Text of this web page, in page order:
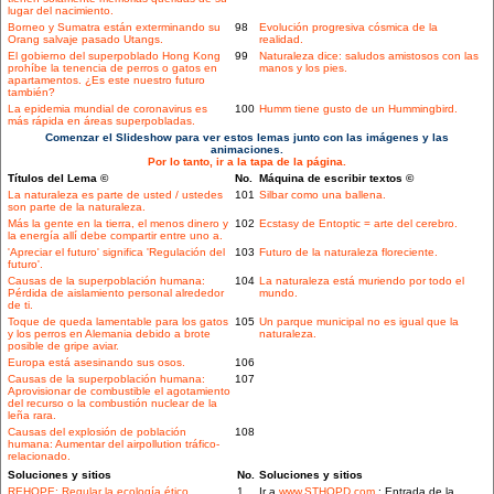
lugar del nacimiento.
Borneo y Sumatra están exterminando su
Orang salvaje pasado Utangs.
98
Evolución progresiva cósmica de la
realidad.
El gobierno del superpoblado Hong Kong
prohíbe la tenencia de perros o gatos en
apartamentos. ¿Es este nuestro futuro
también?
99
Naturaleza dice: saludos amistosos con las
manos y los pies.
La epidemia mundial de coronavirus es
más rápida en áreas superpobladas.
100 Humm tiene gusto de un Hummingbird.
Comenzar el Slideshow para ver estos lemas junto con las imágenes y las
animaciones.
Por lo tanto, ir a la tapa de la página.
Títulos del Lema ©
No. Máquina de escribir textos ©
La naturaleza es parte de usted / ustedes
son parte de la naturaleza.
101 Silbar como una ballena.
Más la gente en la tierra, el menos dinero y
la energía allí debe compartir entre uno a.
102 Ecstasy de Entoptic = arte del cerebro.
'Apreciar el futuro' significa 'Regulación del
futuro'.
103 Futuro de la naturaleza floreciente.
Causas de la superpoblación humana:
Pérdida de aislamiento personal alrededor
de ti.
104 La naturaleza está muriendo por todo el
mundo.
Toque de queda lamentable para los gatos
y los perros en Alemania debido a brote
posible de gripe aviar.
105 Un parque municipal no es igual que la
naturaleza.
Europa está asesinando sus osos.
106
Causas de la superpoblación humana:
Aprovisionar de combustible el agotamiento
del recurso o la combustión nuclear de la
leña rara.
107
Causas del explosión de población
humana: Aumentar del airpollution tráfico-
relacionado.
108
Soluciones y sitios No. Soluciones y sitios